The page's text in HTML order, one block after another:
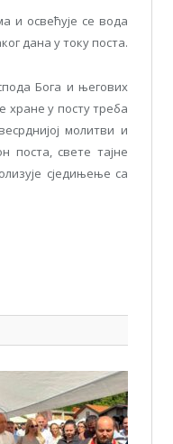
и освећује се вода
дана у току поста.
Бога и његових
хране у посту треба
молитви и
поста, свете тајне
сједињење са